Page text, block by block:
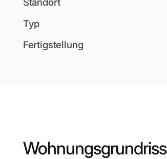
Typ
Fertigstellung
Wohnungsgrundriss